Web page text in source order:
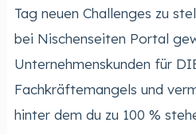
Tag neuen Challenges zu
bei Nischenseiten Portal
Unternehmenskunden für
Fachkräftemangels und
hinter dem du zu 100 %